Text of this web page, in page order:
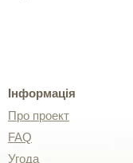
Інформація
Про проект
FAQ
Угода